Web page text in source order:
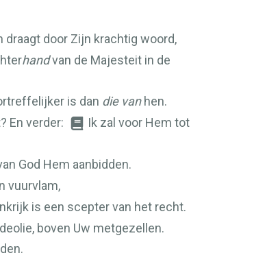
draagt door Zijn krachtig woord,
handvan de Majesteit in de
is dan die vanhen.
En verder:
Ik zal voor Hem tot
God Hem aanbidden.
vuurvlam,
is een scepter van het recht.
boven Uw metgezellen.